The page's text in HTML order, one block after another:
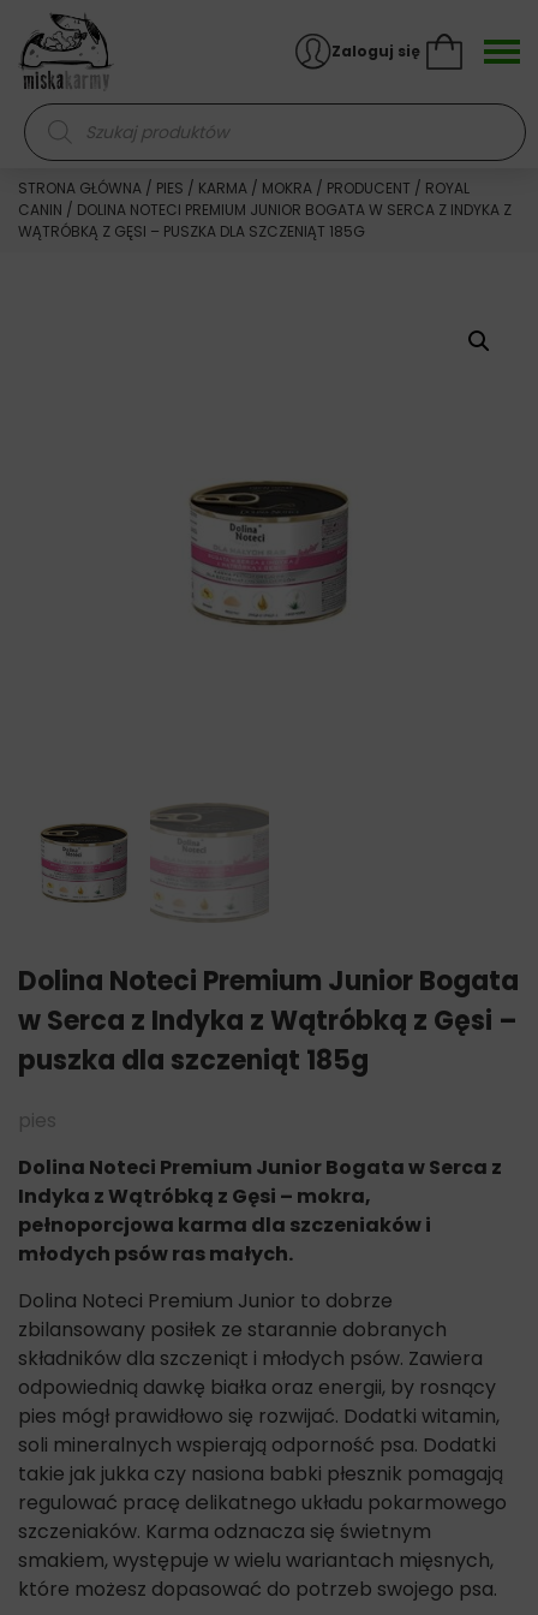
Skocz do treści
Wyszukiwarka produktów
Zaloguj się
STRONA GŁÓWNA / PIES / KARMA / MOKRA / PRODUCENT / ROYAL
CANIN / DOLINA NOTECI PREMIUM JUNIOR BOGATA W SERCA Z INDYKA Z
WĄTRÓBKĄ Z GĘSI – PUSZKA DLA SZCZENIĄT 185G
Dolina Noteci Premium Junior Bogata
w Serca z Indyka z Wątróbką z Gęsi –
puszka dla szczeniąt 185g
pies
Dolina Noteci Premium Junior Bogata w Serca z
Indyka z Wątróbką z Gęsi – mokra,
pełnoporcjowa karma dla szczeniaków i
młodych psów ras małych.
Dolina Noteci Premium Junior to dobrze
zbilansowany posiłek ze starannie dobranych
składników dla szczeniąt i młodych psów. Zawiera
odpowiednią dawkę białka oraz energii, by rosnący
pies mógł prawidłowo się rozwijać. Dodatki witamin,
soli mineralnych wspierają odporność psa. Dodatki
takie jak jukka czy nasiona babki płesznik pomagają
regulować pracę delikatnego układu pokarmowego
szczeniaków. Karma odznacza się świetnym
smakiem, występuje w wielu wariantach mięsnych,
które możesz dopasować do potrzeb swojego psa.